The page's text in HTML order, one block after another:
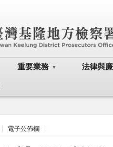
重要業務 法律與
電子公佈欄